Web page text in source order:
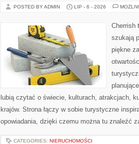
POSTED BY ADMIN LIP - 6 - 2026
Cherrish
szukają
piękne
lubią czytać o świecie, kulturach, atrakcjach,
krajów. Strona łączy w sobie turystyczne
opowiadania, dzięki czemu można tu znaleźć
CATEGORIES: NIERUCHOMOŚCI